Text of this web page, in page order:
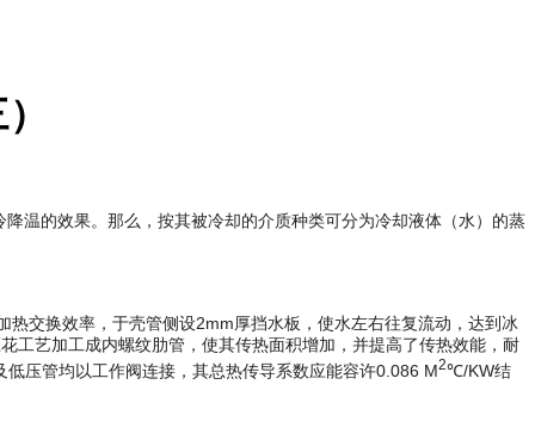
温的效果。那么，按其被冷却的介质种类可分为冷却液体（水）的蒸
热交换效率，于壳管侧设2mm厚挡水板，使水左右往复流动，达到冰
工艺加工成内螺纹肋管，使其传热面积增加，并提高了传热效能，耐
压管均以工作阀连接，其总热传导系数应能容许0.086 M2℃/KW结